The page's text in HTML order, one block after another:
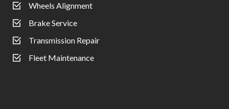
Wheels Alignment
Brake Service
Transmission Repair
Fleet Maintenance